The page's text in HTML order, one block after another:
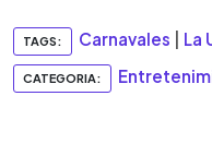
TAGS: Carnavales La
CATEGORIA: